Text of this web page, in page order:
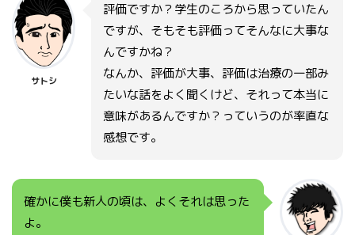
サトシ
評価ですか？学生のころから思っていたん
ですが、そもそも評価ってそんなに大事な
んですかね？
なんか、評価が大事、評価は治療の一部み
たいな話をよく聞くけど、それって本当に
意味があるんですか？っていうのが率直な
感想です。
確かに僕も新人の頃は、よくそれは思った
よ。